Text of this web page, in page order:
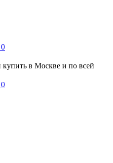
0
в Москве и по всей
0